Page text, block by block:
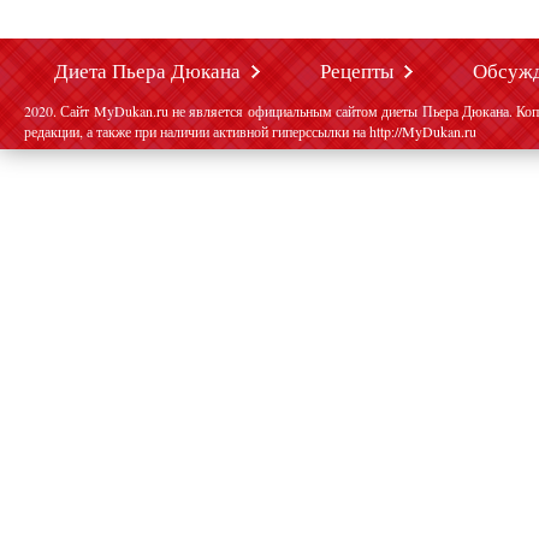
Диета Пьера Дюкана Рецепты
2020. Сайт MyDukan.ru не является официальным сайтом диеты Пьера Дюкана.
редакции, а также при наличии активной гиперссылки на http://MyDukan.ru